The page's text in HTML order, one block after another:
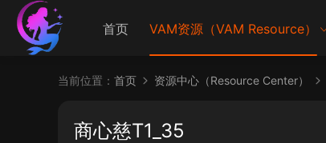
首页 VAM资源（VAM Resource）
当前位置： 首页 资源中心（Resource Center）
商心慈T1_35